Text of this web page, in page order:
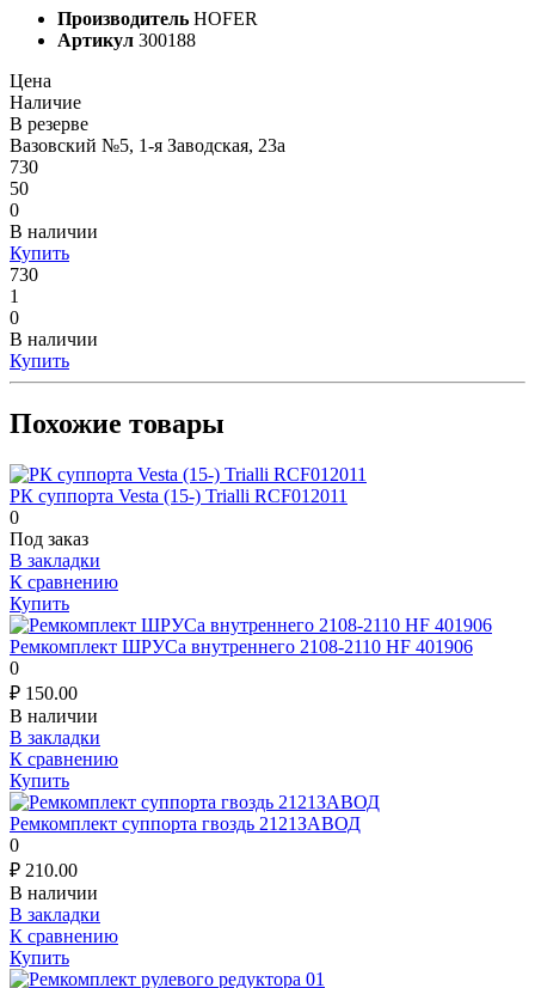
Производитель HOFER
Артикул 300188
Цена
Наличие
В резерве
Вазовский №5, 1-я Заводская, 23а
730
50
0
В наличии
Купить
730
1
0
В наличии
Купить
Похожие товары
РК суппорта Vesta (15-) Trialli RCF012011
0
Под заказ
В закладки
К сравнению
Купить
Ремкомплект ШРУСа внутреннего 2108-2110 HF 401906
0
₽ 150.00
В наличии
В закладки
К сравнению
Купить
Ремкомплект суппорта гвоздь 2121ЗАВОД
0
₽ 210.00
В наличии
В закладки
К сравнению
Купить